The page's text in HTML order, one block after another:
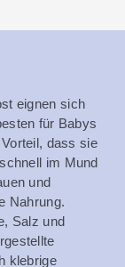
eignen sich
für Babys
dass sie
im Mund
und
Nahrung.
Salz und
klebrige